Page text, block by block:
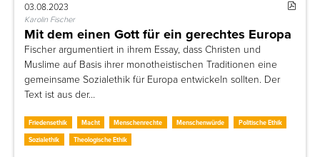
03.08.2023
Karolin Fischer
Mit dem einen Gott für ein gerechtes Europa
Fischer argumentiert in ihrem Essay, dass Christen und
Muslime auf Basis ihrer monotheistischen Traditionen eine
gemeinsame Sozialethik für Europa entwickeln sollten. Der
Text ist aus der…
Friedensethik Macht Menschenrechte Menschenwürde
Politische Ethik
Sozialethik
Theologische Ethik